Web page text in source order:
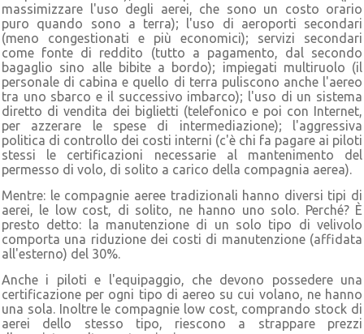
massimizzare l'uso degli aerei, che sono un costo orario
puro quando sono a terra); l'uso di aeroporti secondari
(meno congestionati e più economici); servizi secondari
come fonte di reddito (tutto a pagamento, dal secondo
bagaglio sino alle bibite a bordo); impiegati multiruolo (il
personale di cabina e quello di terra puliscono anche l'aereo
tra uno sbarco e il successivo imbarco); l'uso di un sistema
diretto di vendita dei biglietti (telefonico e poi con Internet,
per azzerare le spese di intermediazione); l'aggressiva
politica di controllo dei costi interni (c'è chi fa pagare ai piloti
stessi le certificazioni necessarie al mantenimento del
permesso di volo, di solito a carico della compagnia aerea).
Mentre: le compagnie aeree tradizionali hanno diversi tipi di
aerei, le low cost, di solito, ne hanno uno solo. Perché? È
presto detto: la manutenzione di un solo tipo di velivolo
comporta una riduzione dei costi di manutenzione (affidata
all'esterno) del 30%.
Anche i piloti e l'equipaggio, che devono possedere una
certificazione per ogni tipo di aereo su cui volano, ne hanno
una sola. Inoltre le compagnie low cost, comprando stock di
aerei dello stesso tipo, riescono a strappare prezzi